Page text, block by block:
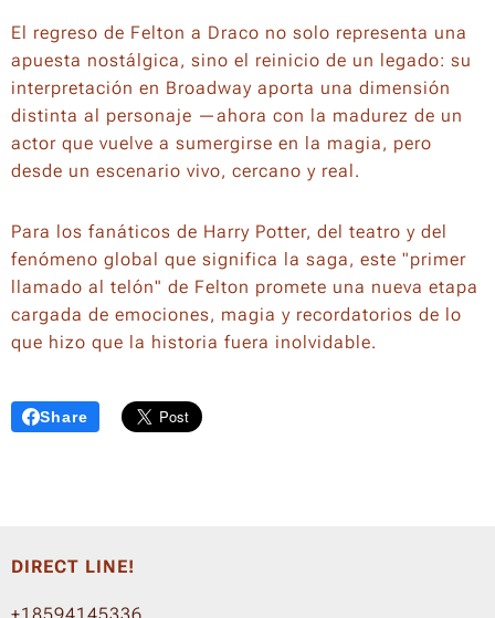
El regreso de Felton a Draco no solo representa una
apuesta nostálgica, sino el reinicio de un legado: su
interpretación en Broadway aporta una dimensión
distinta al personaje —ahora con la madurez de un
actor que vuelve a sumergirse en la magia, pero
desde un escenario vivo, cercano y real.
Para los fanáticos de Harry Potter, del teatro y del
fenómeno global que significa la saga, este "primer
llamado al telón" de Felton promete una nueva etapa
cargada de emociones, magia y recordatorios de lo
que hizo que la historia fuera inolvidable.
Share
DIRECT LINE!